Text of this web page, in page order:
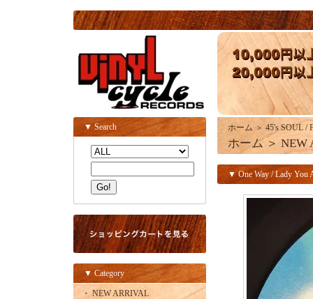
▼ Search
▼ Category
・ NEW ARRIVAL
ホーム ＞ 45's SOUL /
ホーム ＞ NEW
▼ One Way / Lady You